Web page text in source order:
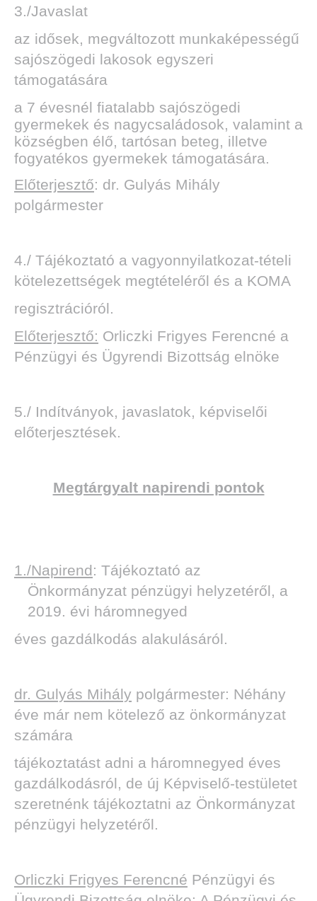
3./Javaslat
az idősek, megváltozott munkaképességű
sajószögedi lakosok egyszeri
támogatására
a 7 évesnél fiatalabb sajószögedi
gyermekek és nagycsaládosok, valamint a
községben élő, tartósan beteg, illetve
fogyatékos gyermekek támogatására.
Előterjesztő: dr. Gulyás Mihály
polgármester
4./ Tájékoztató a vagyonnyilatkozat-tételi
kötelezettségek megtételéről és a KOMA
regisztrációról.
Előterjesztő: Orliczki Frigyes Ferencné a
Pénzügyi és Ügyrendi Bizottság elnöke
5./ Indítványok, javaslatok, képviselői
előterjesztések.
Megtárgyalt napirendi pontok
1./Napirend: Tájékoztató az
Önkormányzat pénzügyi helyzetéről, a
2019. évi háromnegyed
éves gazdálkodás alakulásáról.
dr. Gulyás Mihály polgármester: Néhány
éve már nem kötelező az önkormányzat
számára
tájékoztatást adni a háromnegyed éves
gazdálkodásról, de új Képviselő-testületet
szeretnénk tájékoztatni az Önkormányzat
pénzügyi helyzetéről.
Orliczki Frigyes Ferencné Pénzügyi és